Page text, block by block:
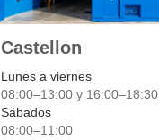
Castellon
Lunes a viernes
08:00–13:00 y 16:00–18:30
Sábados
08:00–11:00